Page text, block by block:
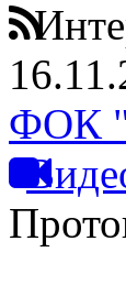
ФОК